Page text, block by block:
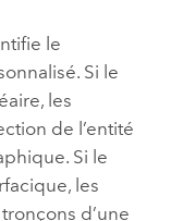
le
Si le
les
de l’entité
Si le
les
d’une